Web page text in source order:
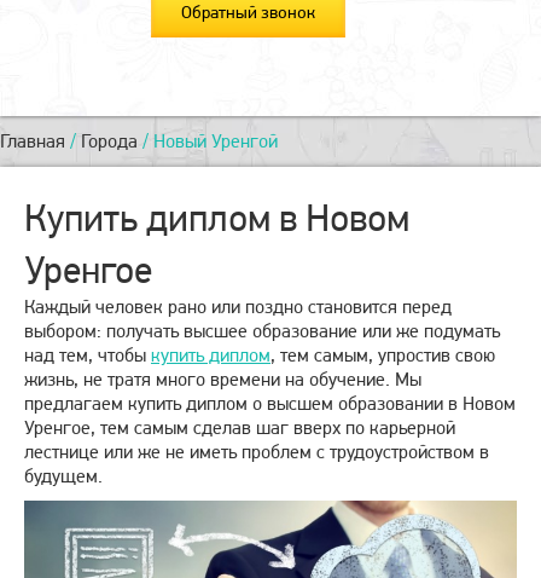
Обратный звонок
Главная / Города / Новый Уренгой
Купить диплом в Новом
Уренгое
Каждый человек рано или поздно становится перед
выбором: получать высшее образование или же подумать
над тем, чтобы купить диплом, тем самым, упростив свою
жизнь, не тратя много времени на обучение. Мы
предлагаем купить диплом о высшем образовании в Новом
Уренгое, тем самым сделав шаг вверх по карьерной
лестнице или же не иметь проблем с трудоустройством в
будущем.